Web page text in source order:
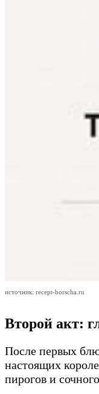
источник: recept-borscha.ru
Второй акт:
После первых
настоящих
пирогов и